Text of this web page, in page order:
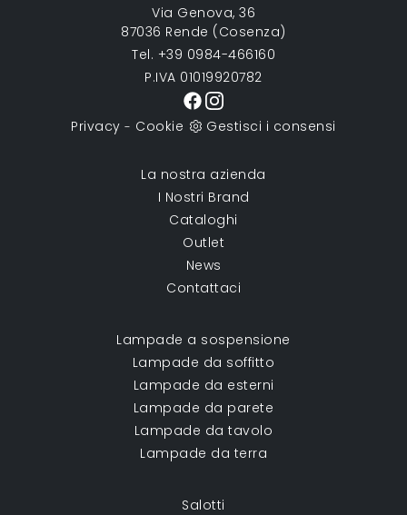
Via Genova, 36
87036 Rende (Cosenza)
Tel. +39 0984-466160
P.IVA 01019920782
Privacy - Cookie Gestisci i consensi
La nostra azienda
I Nostri Brand
Cataloghi
Outlet
News
Contattaci
Lampade a sospensione
Lampade da soffitto
Lampade da esterni
Lampade da parete
Lampade da tavolo
Lampade da terra
Salotti